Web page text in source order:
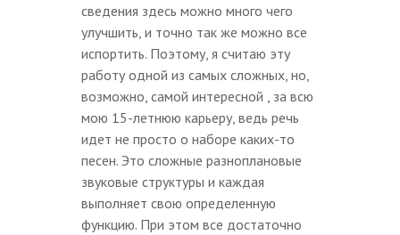
сведения здесь можно много чего
улучшить, и точно так же можно все
испортить. Поэтому, я считаю эту
работу одной из самых сложных, но,
возможно, самой интересной , за всю
мою 15-летнюю карьеру, ведь речь
идет не просто о наборе каких-то
песен. Это сложные разноплановые
звуковые структуры и каждая
выполняет свою определенную
функцию. При этом все достаточно